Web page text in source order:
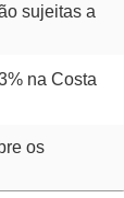
sujeitas a
na Costa
os